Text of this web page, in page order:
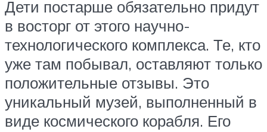
Дети постарше обязательно придут
в восторг от этого научно-
технологического комплекса. Те, кто
уже там побывал, оставляют только
положительные отзывы. Это
уникальный музей, выполненный в
виде космического корабля. Его